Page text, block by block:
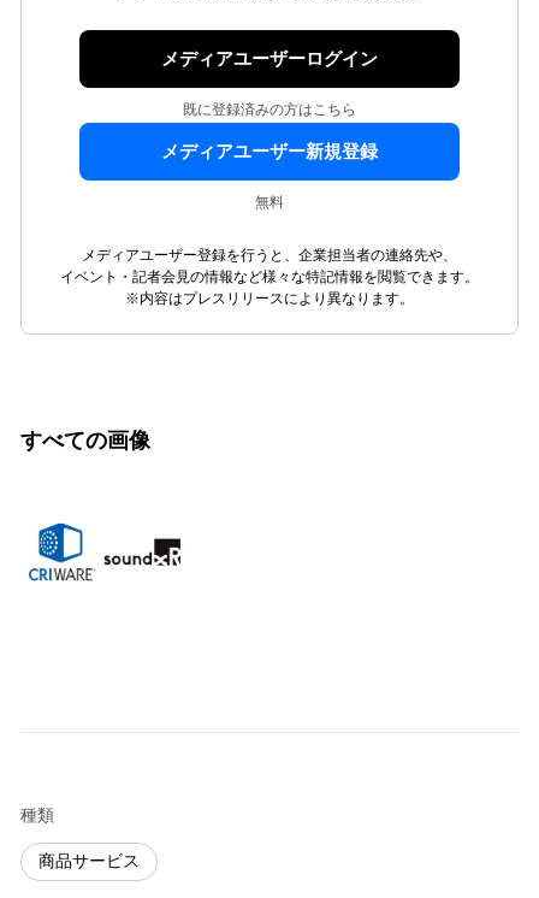
メディアユーザーログイン
既に登録済みの方はこちら
メディアユーザー新規登録
無料
メディアユーザー登録を行うと、企業担当者の連絡先や、
イベント・記者会見の情報など様々な特記情報を閲覧できます。
※内容はプレスリリースにより異なります。
すべての画像
種類
商品サービス